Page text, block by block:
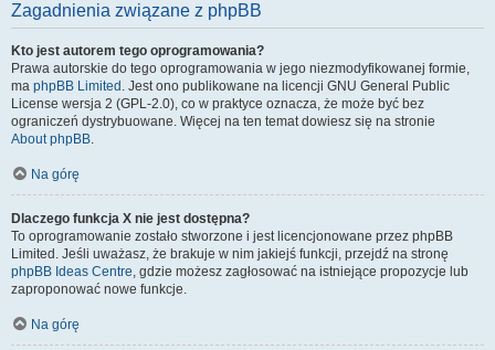
Zagadnienia związane z phpBB
Kto jest autorem tego oprogramowania?
Prawa autorskie do tego oprogramowania w jego niezmodyfikowanej formie,
ma phpBB Limited . Jest ono publikowane na licencji GNU General Public
License wersja 2 (GPL-2.0), co w praktyce oznacza, że może być bez
ograniczeń dystrybuowane. Więcej na ten temat dowiesz się na stronie
About phpBB.
Na górę
Dlaczego funkcja X nie jest dostępna?
To oprogramowanie zostało stworzone i jest licencjonowane przez phpBB
Limited. Jeśli uważasz, że brakuje w nim jakiejś funkcji, przejdź na stronę
phpBB Ideas Centre, gdzie możesz zagłosować na istniejące propozycje lub
zaproponować nowe funkcje.
Na górę